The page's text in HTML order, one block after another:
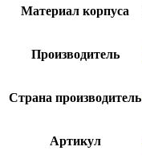
Материал корпуса
Производитель
Страна производитель
Артикул